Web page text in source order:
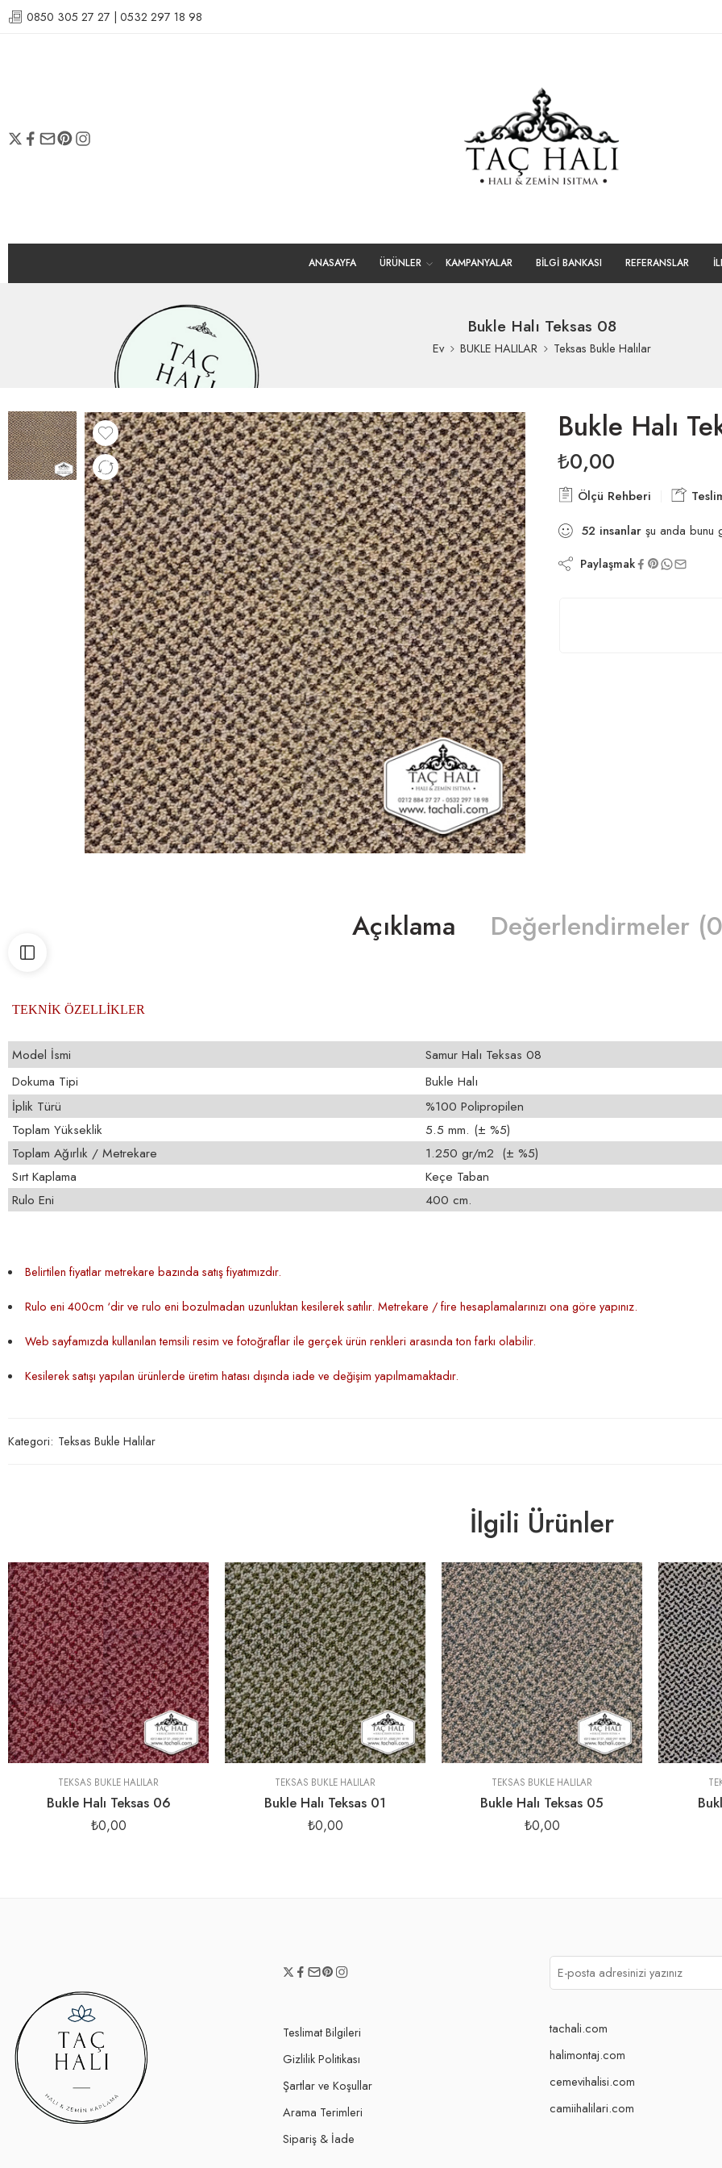
0850 305 27 27 | 0532 297 18 98
ANASAYFA ÜRÜNLER KAMPANYALAR BİLGİ BANKASI REFERANSLAR
Bukle Halı Teksas 08
Ev BUKLE HALILAR Teksas Bukle Halılar
Bukle Halı
₺0,00
Ölçü Rehberi
52 insanlar şu anda bunu
Paylaşmak
Açıklama Değerlendirmeler
TEKNİK ÖZELLİKLER
Model İsmi
Samur Halı Teksas 08
Dokuma Tipi
Bukle Halı
İplik Türü
%100 Polipropilen
Toplam Yükseklik
5.5 mm. (± %5)
Toplam Ağırlık / Metrekare
1.250 gr/m2 (± %5)
Sırt Kaplama
Keçe Taban
Rulo Eni
400 cm.
Belirtilen fiyatlar metrekare bazında satış fiyatımızdır.
Rulo eni 400cm ‘dir ve rulo eni bozulmadan uzunluktan kesilerek satılır. Metrekare / fire hesaplamalarınızı ona göre yapınız.
Web sayfamızda kullanılan temsili resim ve fotoğraflar ile gerçek ürün renkleri arasında ton farkı olabilir.
Kesilerek satışı yapılan ürünlerde üretim hatası dışında iade ve değişim yapılmamaktadır.
Kategori: Teksas Bukle Halılar
İlgili Ürünler
TEKSAS BUKLE HALILAR
Bukle Halı Teksas 06
₺0,00
TEKSAS BUKLE HALILAR
Bukle Halı Teksas 01
₺0,00
TEKSAS BUKLE HALILAR
Bukle Halı Teksas 05
₺0,00
Teslimat Bilgileri
Gizlilik Politikası
Şartlar ve Koşullar
Arama Terimleri
Sipariş & İade
tachali.com
halimontaj.com
cemevihalisi.com
camiihalilari.com